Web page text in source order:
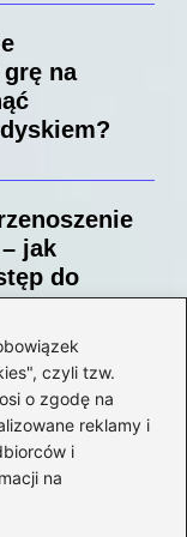
czyli tzw.
o zgodę na
reklamy i
i
na
na
jak
do
zmienić
Steam –
krok po